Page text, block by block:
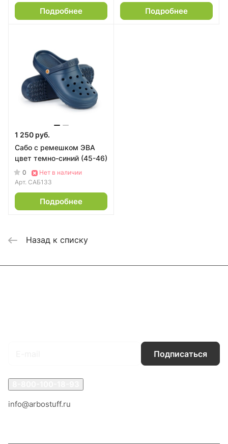
Подробнее Подробнее
1 250 руб.
Сабо с ремешком ЭВА
цвет темно-синий (45-46)
0
Нет в наличии
Арт. САБ133
Подробнее
Назад к списку
Подписаться
info@arbostuff.ru